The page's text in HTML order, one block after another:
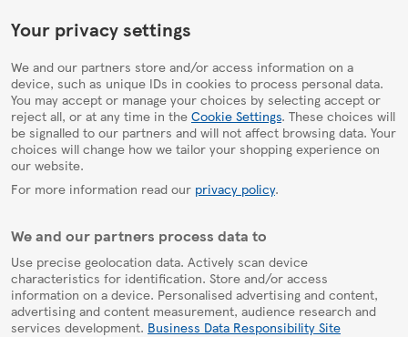
HelpPage
Your privacy settings
We and our partners store and/or access information on a
device, such as unique IDs in cookies to process personal data.
You may accept or manage your choices by selecting accept or
reject all, or at any time in the Cookie Settings. These choices will
be signalled to our partners and will not affect browsing data. Your
choices will change how we tailor your shopping experience on
our website.
For more information read our privacy policy.
We and our partners process data to
Use precise geolocation data. Actively scan device
characteristics for identification. Store and/or access
information on a device. Personalised advertising and content,
advertising and content measurement, audience research and
services development. Business Data Responsibility Site